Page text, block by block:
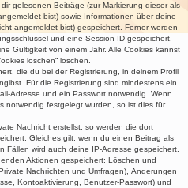
gelesenen Beiträge (zur Markierung dieser als
bist) sowie Informationen über deine
angemeldet bist) gespeichert. Ferner werden
und eine Session-ID gespeichert.
Gültigkeit von einem Jahr. Alle Cookies kannst
löschen“ löschen.
die du bei der Registrierung, in deinem Profil
Für die Registrierung sind mindestens ein
Adresse und ein Passwort notwendig. Wenn
notwendig festgelegt wurden, so ist dies für
Nachricht erstellst, so werden die dort
Gleiches gilt, wenn du einen Beitrag als
Fällen wird auch deine IP-Adresse gespeichert.
Aktionen gespeichert: Löschen und
Nachrichten und Umfragen), Änderungen
Kontoaktivierung, Benutzer-Passwort) und